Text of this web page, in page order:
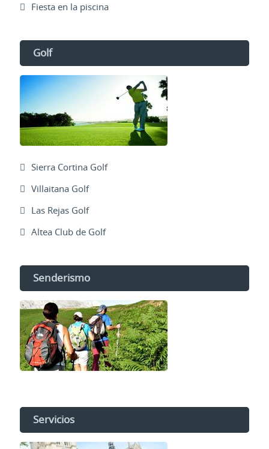
Fiesta en la piscina
Golf
Sierra Cortina Golf
Villaitana Golf
Las Rejas Golf
Altea Club de Golf
Senderismo
Servicios